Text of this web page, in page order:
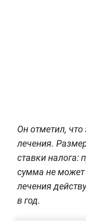
Он отметил,
лечения.
ставки налога:
сумма не
лечения
в год.